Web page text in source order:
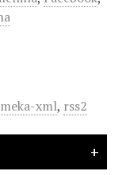
xml, rss2